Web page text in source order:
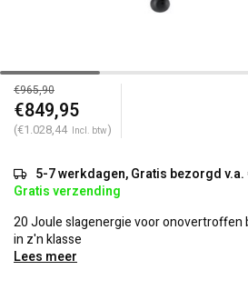
€965,90
€849,95
(€1.028,44 Incl. btw)
5-7 werkdagen, Gratis bezorgd v.a.
Gratis verzending
20 Joule slagenergie voor onovertroffen
in z'n klasse
Lees meer